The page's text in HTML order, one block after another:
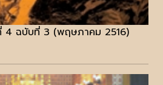
4 ฉบับที่ 3 (พฤษภาคม 2516)